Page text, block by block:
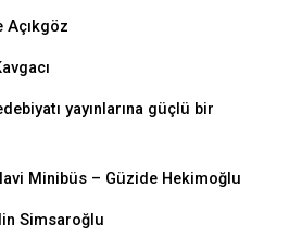
Açıkgöz
yayınlarına güçlü bir
Minibüs – Güzide Hekimoğlu
Simsaroğlu